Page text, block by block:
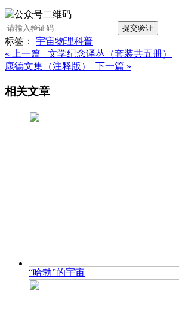
提交验证
标签： 宇宙物理科普
« 上一篇 文学纪念译丛（套装共五册）
康德文集（注释版） 下一篇 »
相关文章
“哈勃”的宇宙